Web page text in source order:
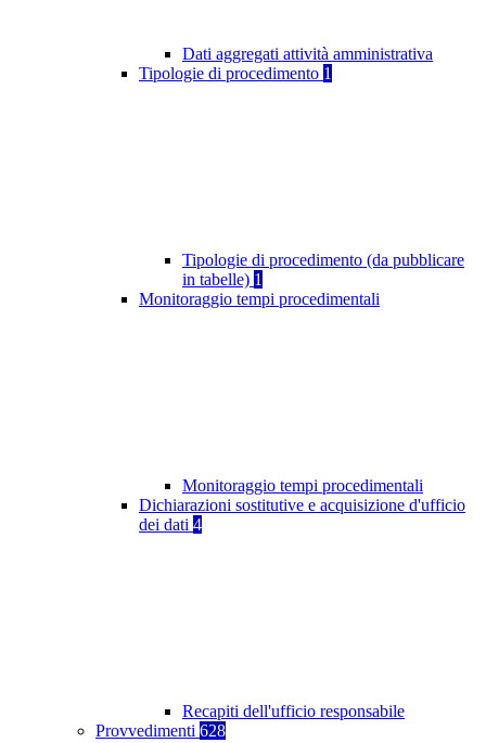
Dati aggregati attività amministrativa
Tipologie di procedimento 1
Tipologie di procedimento (da pubblicare
in tabelle) 1
Monitoraggio tempi procedimentali
Monitoraggio tempi procedimentali
Dichiarazioni sostitutive e acquisizione d'ufficio
dei dati 4
Recapiti dell'ufficio responsabile
Provvedimenti 628